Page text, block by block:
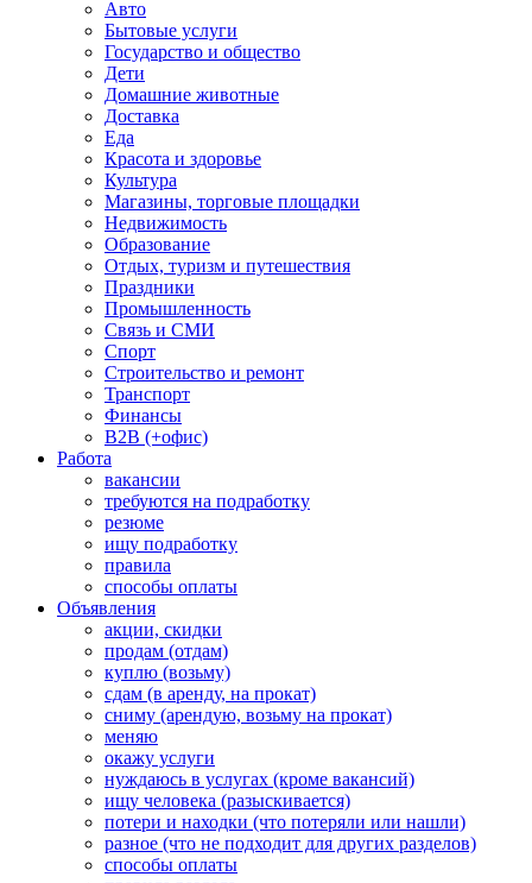
Авто
Бытовые услуги
Государство и общество
Дети
Домашние животные
Доставка
Еда
Красота и здоровье
Культура
Магазины, торговые площадки
Недвижимость
Образование
Отдых, туризм и путешествия
Праздники
Промышленность
Связь и СМИ
Спорт
Строительство и ремонт
Транспорт
Финансы
B2B (+офис)
Работа
вакансии
требуются на подработку
резюме
ищу подработку
правила
способы оплаты
Объявления
акции, скидки
продам (отдам)
куплю (возьму)
сдам (в аренду, на прокат)
сниму (арендую, возьму на прокат)
меняю
окажу услуги
нуждаюсь в услугах (кроме вакансий)
ищу человека (разыскивается)
потери и находки (что потеряли или нашли)
разное (что не подходит для других разделов)
способы оплаты